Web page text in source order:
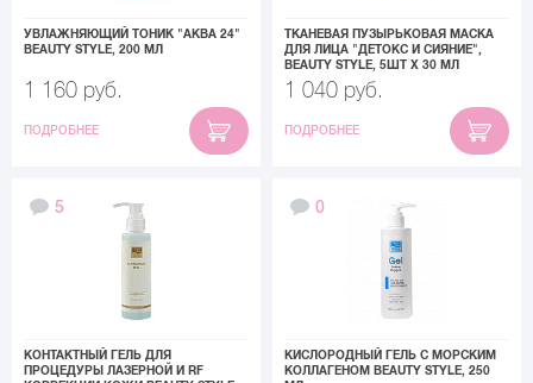
УВЛАЖНЯЮЩИЙ ТОНИК "АКВА 24"
BEAUTY STYLE, 200 МЛ
1 160 руб.
ПОДРОБНЕЕ
ТКАНЕВАЯ ПУЗЫРЬКОВАЯ МАСКА
ДЛЯ ЛИЦА "ДЕТОКС И СИЯНИЕ",
BEAUTY STYLE, 5ШТ Х 30 МЛ
1 040 руб.
ПОДРОБНЕЕ
КОНТАКТНЫЙ ГЕЛЬ ДЛЯ
ПРОЦЕДУРЫ ЛАЗЕРНОЙ И RF
5
КИСЛОРОДНЫЙ ГЕЛЬ С МОРСКИМ
КОЛЛАГЕНОМ BEAUTY STYLE, 250
0